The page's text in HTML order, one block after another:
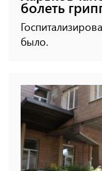
болеть
было.